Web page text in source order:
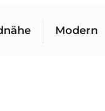
Modern